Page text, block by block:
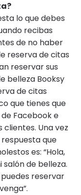
lo que debes
recibas
de no haber
reserva de citas
reservar sus
belleza Booksy
de citas
que tienes que
Facebook e
Una vez
que
es: “Hola,
de belleza.
reservar